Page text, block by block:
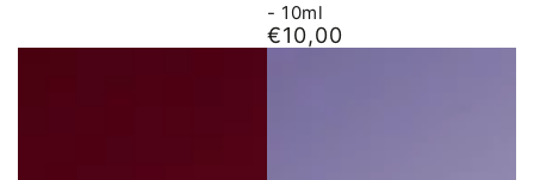
- 10ml
Обычная
€10,00